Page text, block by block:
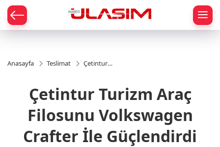
Anasayfa Teslimat
Çetintur
Volkswagen
Crafter İle
Çetintur Turizm Araç
Filosunu Volkswagen
Crafter İle Güçlendirdi